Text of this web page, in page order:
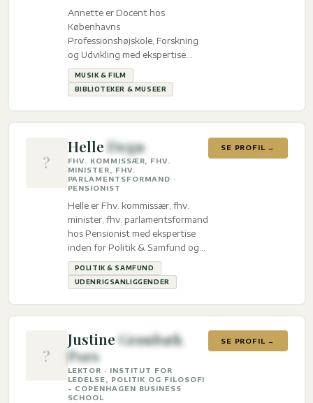
Annette er Docent hos
Københavns
Professionshøjskole, Forskning
og Udvikling med ekspertise
inden for Musik & film og
Biblioteker & Museer.
MUSIK & FILM
BIBLIOTEKER & MUSEER
?
HelleDegn
FHV. KOMMISSÆR, FHV.
MINISTER, FHV.
PARLAMENTSFORMAND ·
PENSIONIST
Helle er Fhv. kommissær, fhv.
minister, fhv. parlamentsformand
hos Pensionist med ekspertise
inden for Politik & Samfund og
Udenrigsanliggender.
POLITIK & SAMFUND
UDENRIGSANLIGGENDER
SE PROFIL →
?
JustineGrønbæk
Pors
LEKTOR · INSTITUT FOR
LEDELSE, POLITIK OG FILOSOFI
- COPENHAGEN BUSINESS
SCHOOL
SE PROFIL →